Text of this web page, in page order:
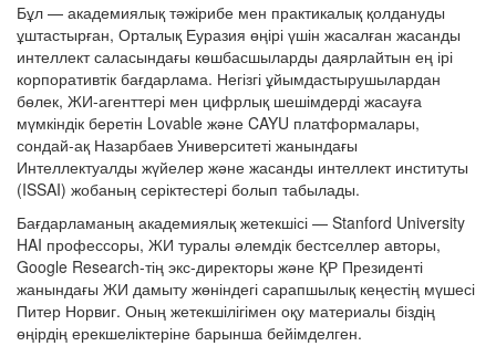
Бұл — академиялық тәжірибе мен практикалық қолдануды
ұштастырған, Орталық Еуразия өңірі үшін жасалған жасанды
интеллект саласындағы көшбасшыларды даярлайтын ең ірі
корпоративтік бағдарлама. Негізгі ұйымдастырушылардан
бөлек, ЖИ-агенттері мен цифрлық шешімдерді жасауға
мүмкіндік беретін Lovable және CAYU платформалары,
сондай-ақ Назарбаев Университеті жанындағы
Интеллектуалды жүйелер және жасанды интеллект институты
(ISSAI) жобаның серіктестері болып табылады.
Бағдарламаның академиялық жетекшісі — Stanford University
HAI профессоры, ЖИ туралы әлемдік бестселлер авторы,
Google Research-тің экс-директоры және ҚР Президенті
жанындағы ЖИ дамыту жөніндегі сарапшылық кеңестің мүшесі
Питер Норвиг. Оның жетекшілігімен оқу материалы біздің
өңірдің ерекшеліктеріне барынша бейімделген.